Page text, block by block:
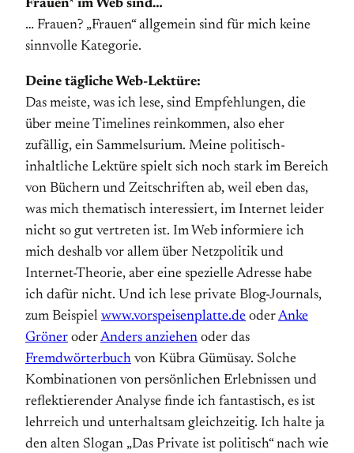
Frauen* im Web sind…
… Frauen? „Frauen“ allgemein sind für mich keine
sinnvolle Kategorie.
Deine tägliche Web-Lektüre:
Das meiste, was ich lese, sind Empfehlungen, die
über meine Timelines reinkommen, also eher
zufällig, ein Sammelsurium. Meine politisch-
inhaltliche Lektüre spielt sich noch stark im Bereich
von Büchern und Zeitschriften ab, weil eben das,
was mich thematisch interessiert, im Internet leider
nicht so gut vertreten ist. Im Web informiere ich
mich deshalb vor allem über Netzpolitik und
Internet-Theorie, aber eine spezielle Adresse habe
ich dafür nicht. Und ich lese private Blog-Journals,
zum Beispiel www.vorspeisenplatte.de oderAnke
Gröner oderAnders anziehen oder das
Fremdwörterbuch von Kübra Gümüsay. Solche
Kombinationen von persönlichen Erlebnissen und
reflektierender Analyse finde ich fantastisch, es ist
lehrreich und unterhaltsam gleichzeitig. Ich halte ja
den alten Slogan „Das Private ist politisch“ nach wie